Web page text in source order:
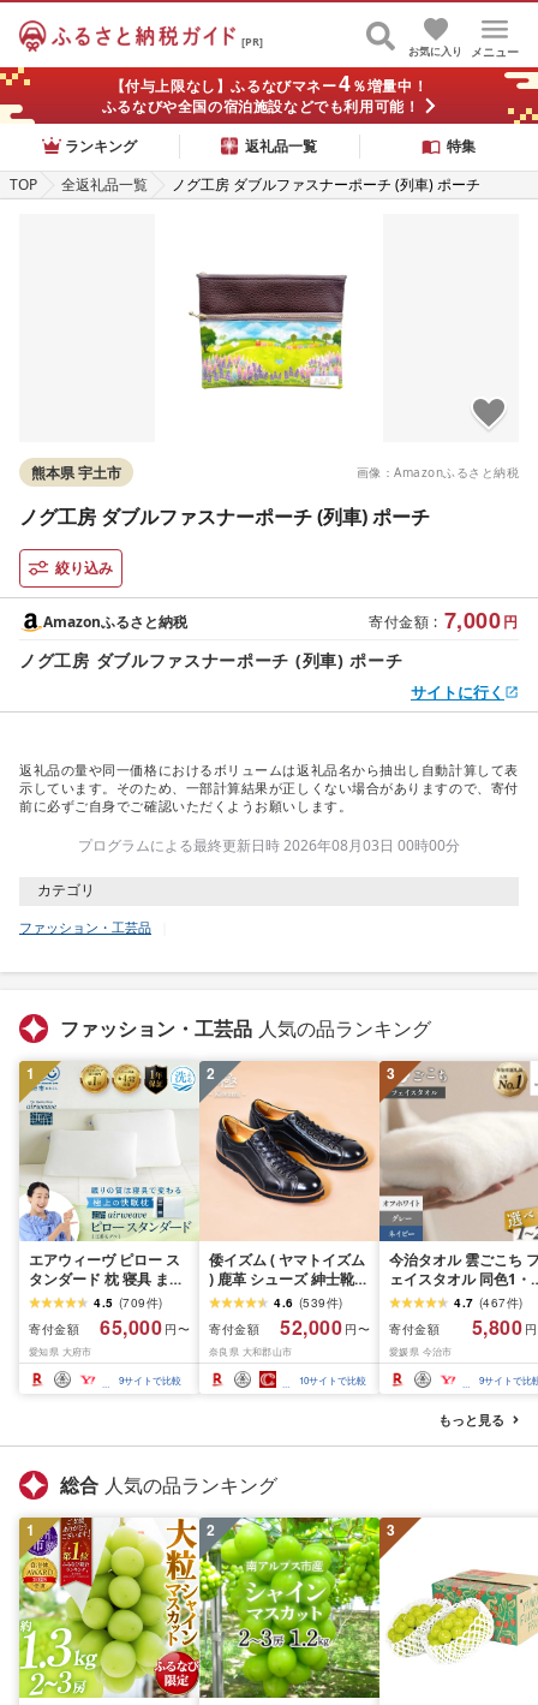
[PR]
メニュー
お気に入り
【付与上限なし】ふるなびマネー4％増量中！
ふるなびや全国の宿泊施設などでも利用可能！
ランキング
返礼品一覧
特集
TOP
全返礼品一覧 ノグ工房 ダブルファスナーポーチ (列車) ポーチ
画像：Amazonふるさと納税
熊本県 宇土市
ノグ工房 ダブルファスナーポーチ (列車) ポーチ
絞り込み
寄付金額 : 7,000円
Amazonふるさと納税
ノグ工房 ダブルファスナーポーチ (列車) ポーチ
サイトに行く
返礼品の量や同一価格におけるボリュームは返礼品名から抽出し自動計算して表
示しています。そのため、一部計算結果が正しくない場合がありますので、寄付
前に必ずご自身でご確認いただくようお願いします。
プログラムによる最終更新日時 2026年08月03日 00時00分
カテゴリ
ファッション・工芸品
ファッション・工芸品 人気の品ランキング
1
エアウィーヴ ピロー ス
タンダード 枕 寝具 まく
ら マクラ 睡眠 快眠 | 高
反発 枕 まくら 洗える 洗
える枕 洗えるまくら ウ
ォッシャブル枕 高さ調
整 枕 快眠まくら 高反発
枕 高反発まくら ストレ
4.5 (709件)
寄付金額
65,000 円〜
愛知県 大府市
9サイトで比較
2
倭イズム ( ヤマトイズム
) 鹿革 シューズ 紳士靴
YA3300 ( ブラック ) ファ
ッション 靴 シューズ 革
製品 革靴 お洒落 レザー
シューズ やわらかい 快
適 履き心地 3E
4.6 (539件)
寄付金額
52,000 円〜
奈良県 大和郡山市
10サイトで比較
3
今治タオル 雲ごこち
ェイスタオル 同色1・
2・4・12・25枚 [オフ
ワイト/グレー/コン]
[IA05010]今治フェイ
タオル ふんわり やわ
かい 国産 高級 ふんわ
タオル フェースタオル
フェイスタオルセット
綿 選べるカラー 丸山
オル
4.7 (467件)
寄付金額
5,800
愛媛県 今治市
9サイトで比
もっと見る
総合 人気の品ランキング
1 2 3